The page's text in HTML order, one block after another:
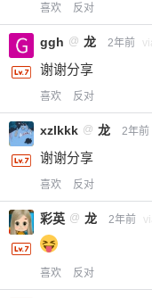
喜欢 反对
ggh @ 龙 2年前
谢谢分享
喜欢 反对
xzlkkk @ 龙 2年前
谢谢分享
喜欢 反对
彩英 @ 龙 2年前
喜欢 反对
忘记密码？